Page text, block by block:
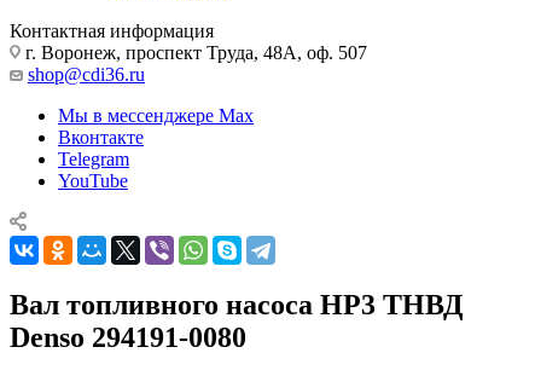
Контактная информация
г. Воронеж, проспект Труда, 48А, оф. 507
shop@cdi36.ru
Мы в мессенджере Max
Вконтакте
Telegram
YouTube
Вал топливного насоса HP3 ТНВД
Denso 294191-0080